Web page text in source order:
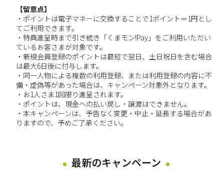
【留意点】
・ポイントは電子マネーに交換することで1ポイント＝1円とし
てご利用できます。
・特典進呈時まで引き続き「くまモン!Pay」をご利用いただい
ているお客さまが対象です。
・新規会員登録のポイントは最短で翌日、土日祝日を含む場合
は最大6日後に付与します。
・同一人物による複数の利用登録、または利用登録の内容に不
備・虚偽等があった場合は、キャンペーン対象外となります。
・お1人さま1回限り進呈されます。
・ポイントは、現金への払い戻し・譲渡はできません。
・本キャンペーンは、予告なく変更・中止・延長する場合があ
りますので、予めご了承ください。
最新のキャンペーン